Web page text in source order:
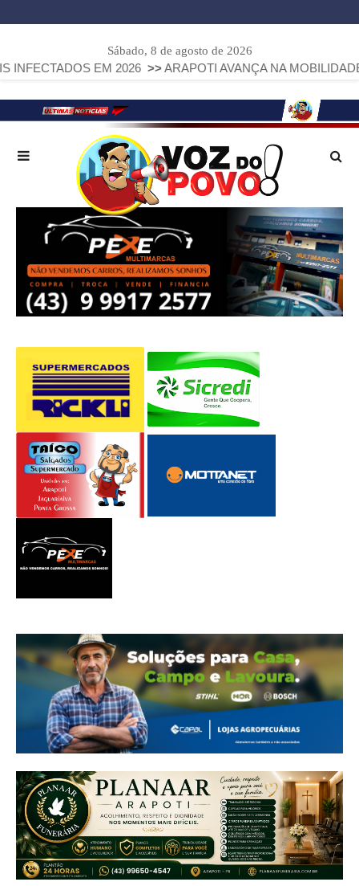
Sábado, 8 de agosto de 2026
EM 2026 >>ARAPOTI AVANÇA NA MOBILIDADE